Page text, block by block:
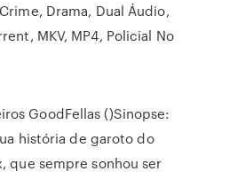
Drama, Dual Áudio,
MKV, MP4, Policial No
GoodFellas ()Sinopse:
história de garoto do
que sempre sonhou ser